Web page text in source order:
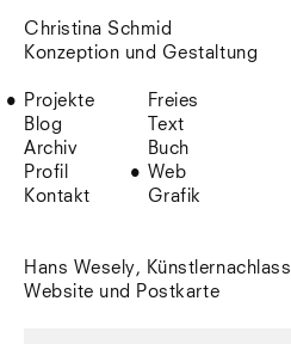
Christina Schmid
Konzeption und Gestaltung
Projekte
Blog
Archiv
Profil
Kontakt
Freies
Text
Buch
Web
Grafik
Hans Wesely, Künstlernachlass
Website und Postkarte